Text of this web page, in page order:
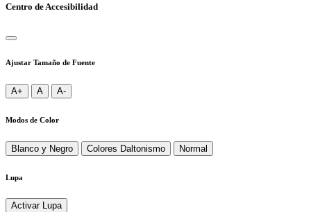
Centro de Accesibilidad
Ajustar Tamaño de Fuente
A+ A A-
Modos de Color
Blanco y Negro Colores Daltonismo Normal
Lupa
Activar Lupa